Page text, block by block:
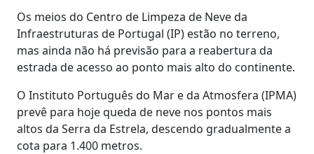
Os meios do Centro de Limpeza de Neve da
Infraestruturas de Portugal (IP) estão no terreno,
mas ainda não há previsão para a reabertura da
estrada de acesso ao ponto mais alto do continente.
O Instituto Português do Mar e da Atmosfera (IPMA)
prevê para hoje queda de neve nos pontos mais
altos da Serra da Estrela, descendo gradualmente a
cota para 1.400 metros.